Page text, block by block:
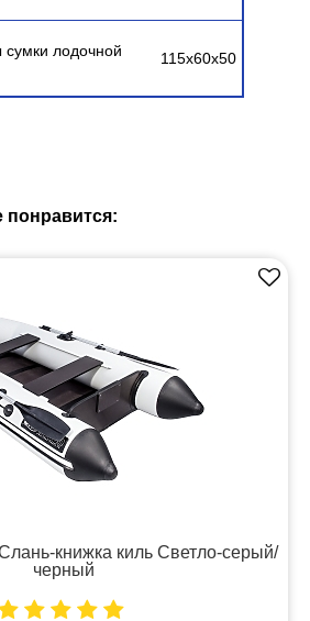
лодочной
115х60х50
понравится:
книжка киль Светло-серый/
черный